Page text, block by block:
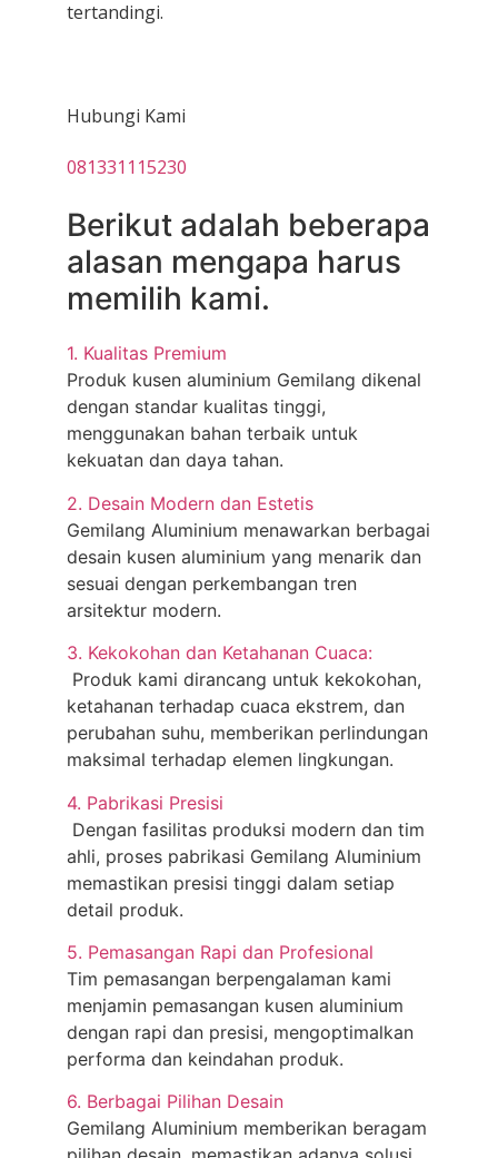
tertandingi.
Hubungi Kami
081331115230
Berikut adalah beberapa
alasan mengapa harus
memilih kami.
1. Kualitas Premium
Produk kusen aluminium Gemilang dikenal
dengan standar kualitas tinggi,
menggunakan bahan terbaik untuk
kekuatan dan daya tahan.
2. Desain Modern dan Estetis
Gemilang Aluminium menawarkan berbagai
desain kusen aluminium yang menarik dan
sesuai dengan perkembangan tren
arsitektur modern.
3. Kekokohan dan Ketahanan Cuaca:
Produk kami dirancang untuk kekokohan,
ketahanan terhadap cuaca ekstrem, dan
perubahan suhu, memberikan perlindungan
maksimal terhadap elemen lingkungan.
4. Pabrikasi Presisi
Dengan fasilitas produksi modern dan tim
ahli, proses pabrikasi Gemilang Aluminium
memastikan presisi tinggi dalam setiap
detail produk.
5. Pemasangan Rapi dan Profesional
Tim pemasangan berpengalaman kami
menjamin pemasangan kusen aluminium
dengan rapi dan presisi, mengoptimalkan
performa dan keindahan produk.
6. Berbagai Pilihan Desain
Gemilang Aluminium memberikan beragam